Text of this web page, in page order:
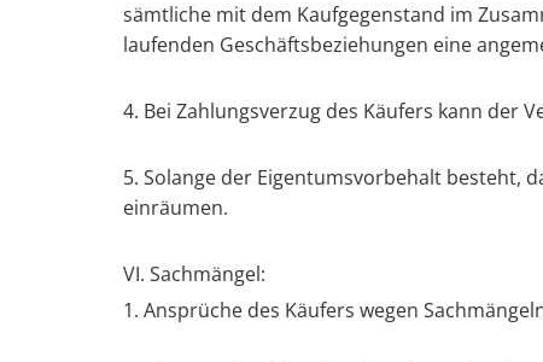
sämtliche mit dem Kaufgegenstand im
laufenden Geschäftsbeziehungen eine
4. Bei Zahlungsverzug des Käufers kann der
5. Solange der Eigentumsvorbehalt besteht,
einräumen.
VI. Sachmängel:
1. Ansprüche des Käufers wegen